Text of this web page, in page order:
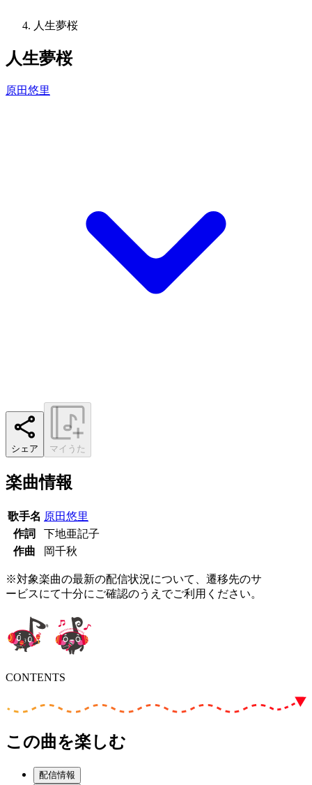
人生夢桜
人生夢桜
原田悠里
シェア マイうた
楽曲情報
歌手名 原田悠里
作詞
下地亜記子
作曲
岡千秋
※対象楽曲の最新の配信状況について、遷移先のサ
ービスにて十分にご確認のうえでご利用ください。
CONTENTS
この曲を楽しむ
配信情報